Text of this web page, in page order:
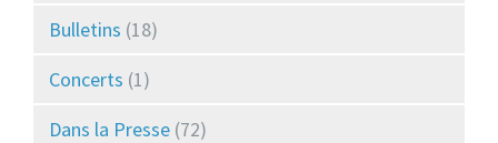
Bulletins (18)
Concerts (1)
Dans la Presse (72)